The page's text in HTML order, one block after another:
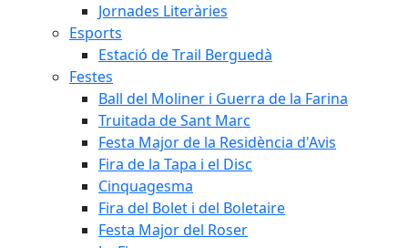
Jornades Literàries
Esports
Estació de Trail Berguedà
Festes
Ball del Moliner i Guerra de la Farina
Truitada de Sant Marc
Festa Major de la Residència d'Avis
Fira de la Tapa i el Disc
Cinquagesma
Fira del Bolet i del Boletaire
Festa Major del Roser